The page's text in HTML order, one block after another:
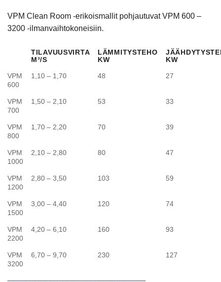
VPM Clean Room -erikoismallit pohjautuvat VPM 600 –
3200 -ilmanvaihtokoneisiin.
TILAVUUSVIRTA
M³/S
LÄMMITYSTEHO
KW
KW
VPM
600
1,10 – 1,70 48 27
VPM
700
1,50 – 2,10 53 33
VPM
800
1,70 – 2,20 70 39
VPM
1000
2,10 – 2,80 80 47
VPM
1200
2,80 – 3,50 103 59
VPM
1500
3,00 – 4,40 120 74
VPM
2200
4,20 – 6,10 160 93
VPM
3200
6,70 – 9,70 230 127